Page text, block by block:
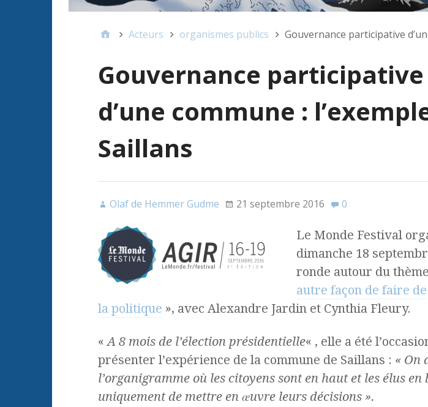
Acteurs organismes publics Gouvernance participative
Gouvernance participative
d’une commune :
Saillans
Olaf de Hemmer Gudme 21 septembre 2016 0
Le Monde Festival
dimanche 18
ronde autour du
autre façon de faire de
la politique », avec Alexandre Jardin et Cynthia Fleury.
«A 8 mois de l’élection présidentielle« , elle a été
présenter l’expérience de la commune de Saillans : « On
l’organigramme où les citoyens sont en haut et les élus en
uniquement de mettre en œuvre leurs décisions ».